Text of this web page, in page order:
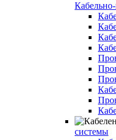
системы